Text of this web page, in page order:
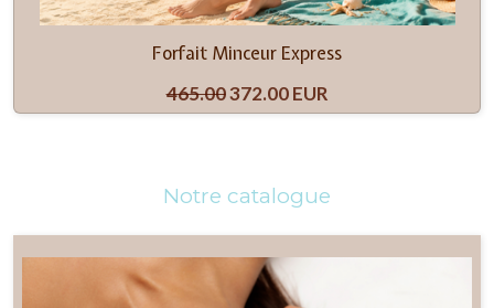
Forfait Minceur Express
465.00372.00 EUR
Notre catalogue